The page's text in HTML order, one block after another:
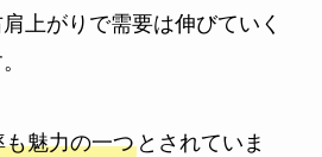
上がりで需要は伸びていく
魅力の一つとされていま